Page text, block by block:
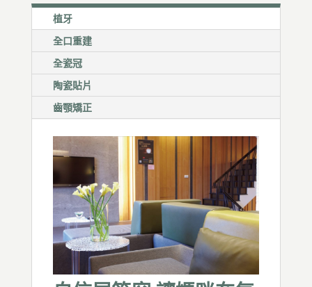
植牙
全口重建
全瓷冠
陶瓷貼片
齒顎矯正